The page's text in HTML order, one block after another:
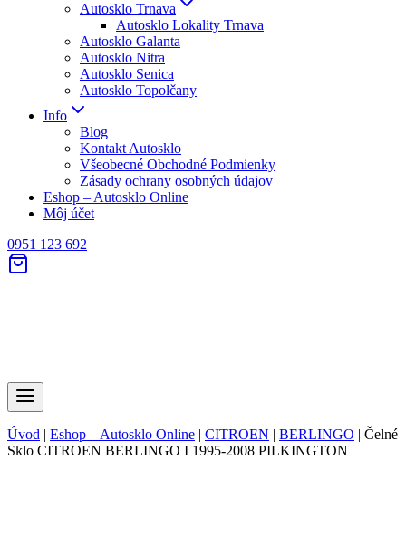
Autosklo Trnava
Autosklo Lokality Trnava
Autosklo Galanta
Autosklo Nitra
Autosklo Senica
Autosklo Topolčany
Info
Blog
Kontakt Autosklo
Všeobecné Obchodné Podmienky
Zásady ochrany osobných údajov
Eshop – Autosklo Online
Môj účet
0951 123 692
Úvod | Eshop – Autosklo Online | CITROEN | BERLINGO | Čelné
Sklo CITROEN BERLINGO I 1995-2008 PILKINGTON